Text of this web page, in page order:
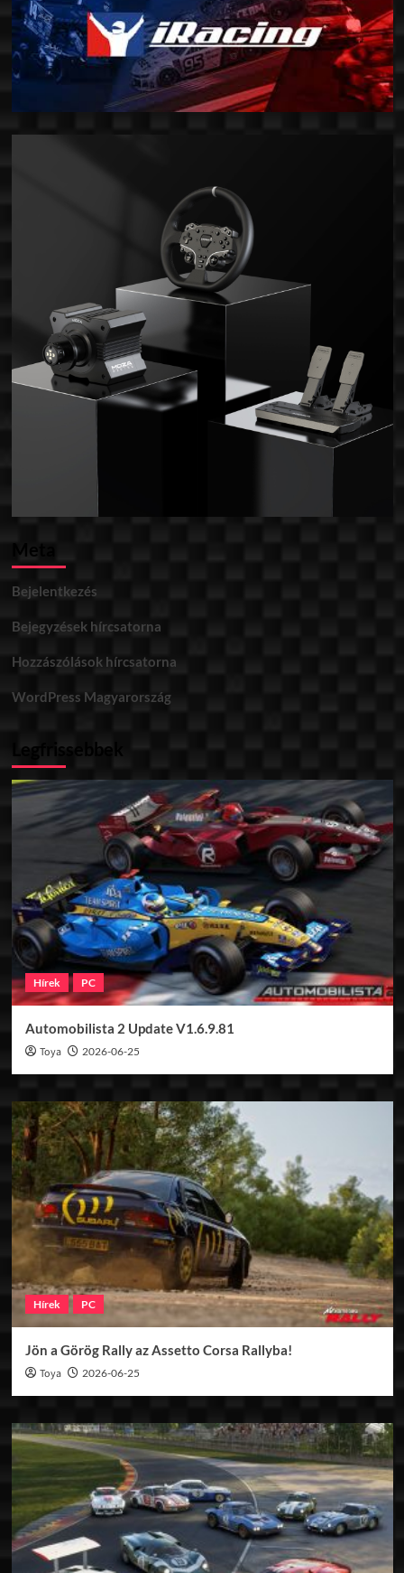
Meta
Bejelentkezés
Bejegyzések hírcsatorna
Hozzászólások hírcsatorna
WordPress Magyarország
Legfrissebbek
Hírek PC
Automobilista 2 Update V1.6.9.81
Toya 2026-06-25
Hírek PC
Jön a Görög Rally az Assetto Corsa Rallyba!
Toya 2026-06-25